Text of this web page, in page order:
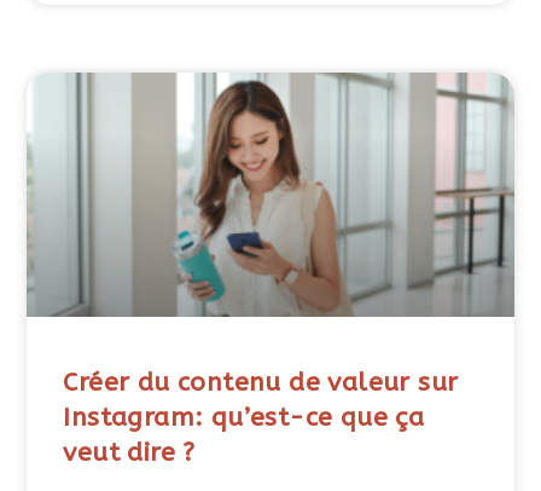
Créer du contenu de valeur sur
Instagram: qu’est-ce que ça
veut dire ?